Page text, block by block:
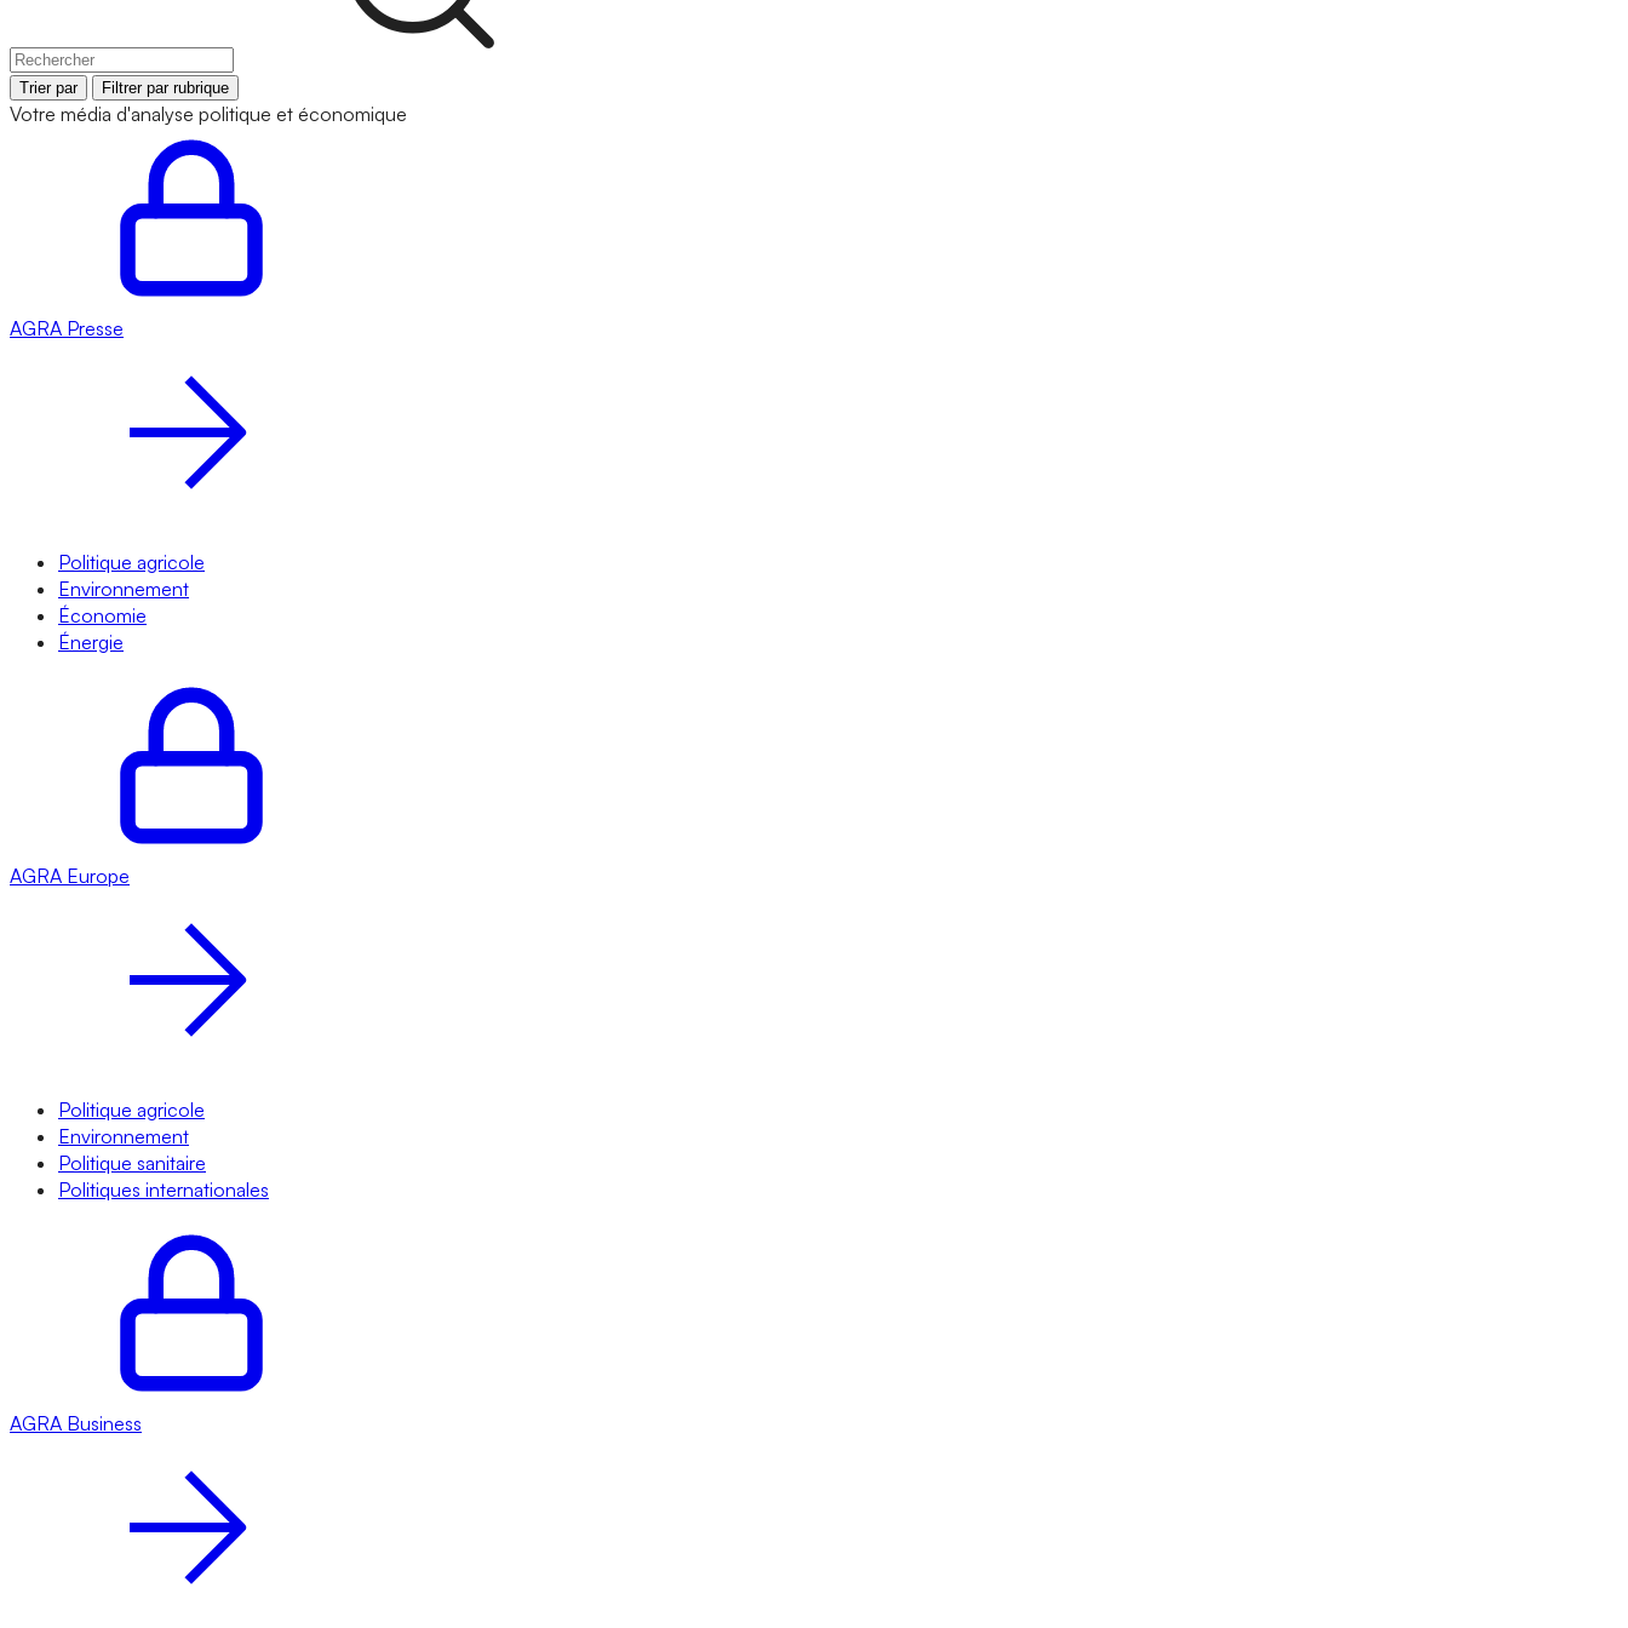
Trier par Filtrer par rubrique
Votre média d'analyse politique et économique
AGRA Presse
Politique agricole
Environnement
Économie
Énergie
AGRA Europe
Politique agricole
Environnement
Politique sanitaire
Politiques internationales
AGRA Business